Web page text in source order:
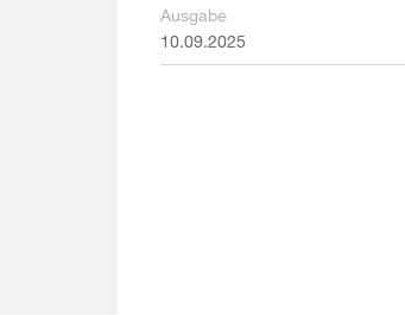
Ausgabe
10.09.2025